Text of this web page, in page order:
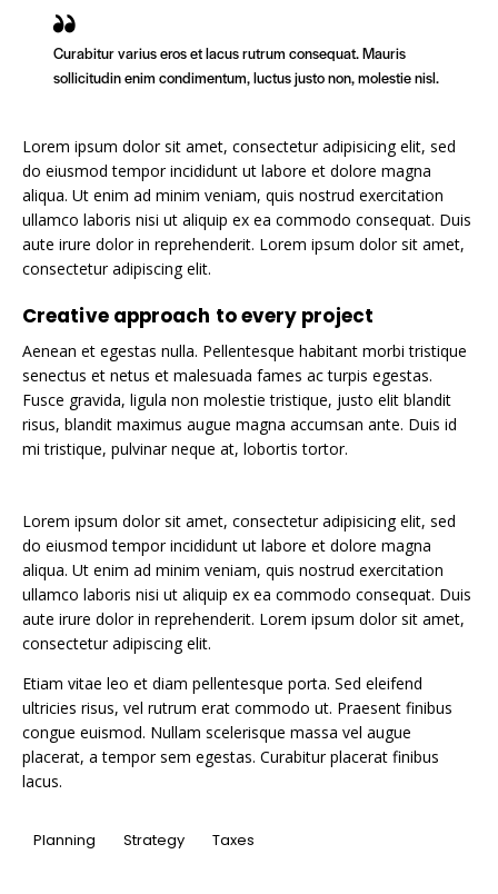
Curabitur varius eros et lacus rutrum consequat. Mauris
sollicitudin enim condimentum, luctus justo non, molestie nisl.
Lorem ipsum dolor sit amet, consectetur adipisicing elit, sed
do eiusmod tempor incididunt ut labore et dolore magna
aliqua. Ut enim ad minim veniam, quis nostrud exercitation
ullamco laboris nisi ut aliquip ex ea commodo consequat. Duis
aute irure dolor in reprehenderit. Lorem ipsum dolor sit amet,
consectetur adipiscing elit.
Creative approach to every project
Aenean et egestas nulla. Pellentesque habitant morbi tristique
senectus et netus et malesuada fames ac turpis egestas.
Fusce gravida, ligula non molestie tristique, justo elit blandit
risus, blandit maximus augue magna accumsan ante. Duis id
mi tristique, pulvinar neque at, lobortis tortor.
Lorem ipsum dolor sit amet, consectetur adipisicing elit, sed
do eiusmod tempor incididunt ut labore et dolore magna
aliqua. Ut enim ad minim veniam, quis nostrud exercitation
ullamco laboris nisi ut aliquip ex ea commodo consequat. Duis
aute irure dolor in reprehenderit. Lorem ipsum dolor sit amet,
consectetur adipiscing elit.
Etiam vitae leo et diam pellentesque porta. Sed eleifend
ultricies risus, vel rutrum erat commodo ut. Praesent finibus
congue euismod. Nullam scelerisque massa vel augue
placerat, a tempor sem egestas. Curabitur placerat finibus
lacus.
Planning Strategy Taxes